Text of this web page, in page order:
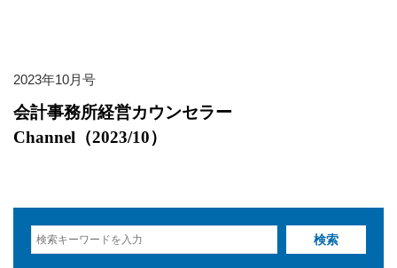
2023年10月号
会計事務所経営カウンセラー
Channel（2023/10）